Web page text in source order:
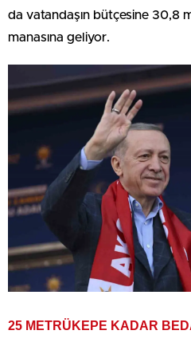
da vatandaşın bütçesine 30,8
manasına geliyor.
25 METRÜKEPE KADAR